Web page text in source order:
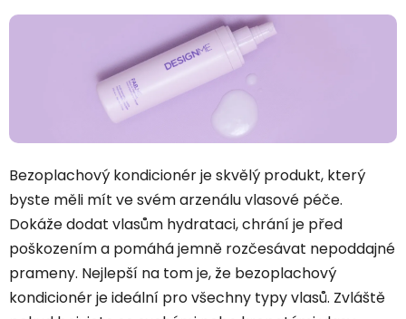
Bezoplachový kondicionér je skvělý produkt, který
byste měli mít ve svém arzenálu vlasové péče.
Dokáže dodat vlasům hydrataci, chrání je před
poškozením a pomáhá jemně rozčesávat nepoddajné
prameny. Nejlepší na tom je, že bezoplachový
kondicionér je ideální pro všechny typy vlasů. Zvláště